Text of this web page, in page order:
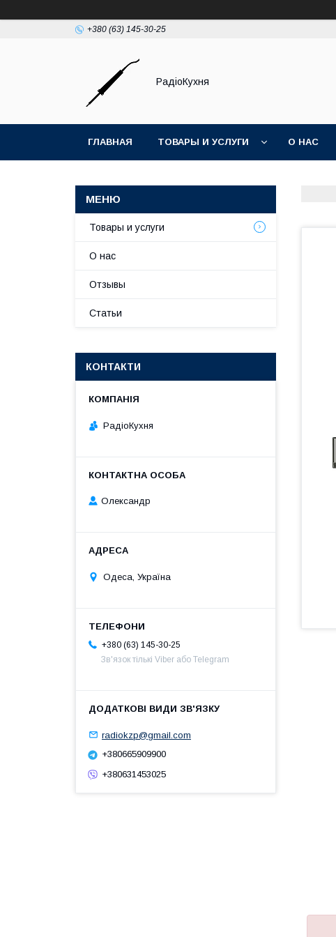
+380 (63) 145-30-25
РадіоКухня
ГЛАВНАЯ ТОВАРЫ И УСЛУГИ О НАС
Товары и услуги
О нас
Отзывы
Статьи
КОНТАКТИ
РадіоКухня
Олександр
Одеса, Україна
+380 (63) 145-30-25
Зв'язок тількі Viber або Telegram
radiokzp@gmail.com
+380665909900
+380631453025